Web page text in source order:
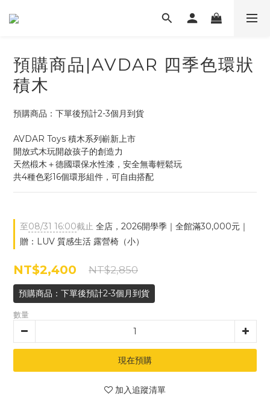
預購商品|AVDAR 四季色環狀
積木
預購商品：下單後預計2-3個月到貨
AVDAR Toys 積木系列嶄新上市
開放式木玩開啟孩子的創造力
天然椴木＋德國環保水性漆，安全無毒輕鬆玩
共4種色彩16個環形組件，可自由搭配
至08/31 16:00截止 全店，2026開學季｜全館滿30,000元｜
贈：LUV 質感生活 露營椅（小）
NT$2,400 NT$2,850
預購商品：下單後預計2-3個月到貨
數量
現在預購
加入追蹤清單